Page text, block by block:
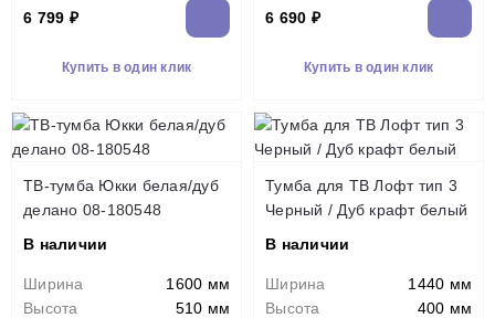
6 799 ₽
Купить в один клик
6 690 ₽
Купить в один клик
ТВ-тумба Юкки белая/дуб
делано 08-180548
В наличии
Ширина
1600 мм
Высота
510 мм
Тумба для ТВ Лофт тип 3
Черный / Дуб крафт белый
В наличии
Ширина
1440 мм
Высота
400 мм